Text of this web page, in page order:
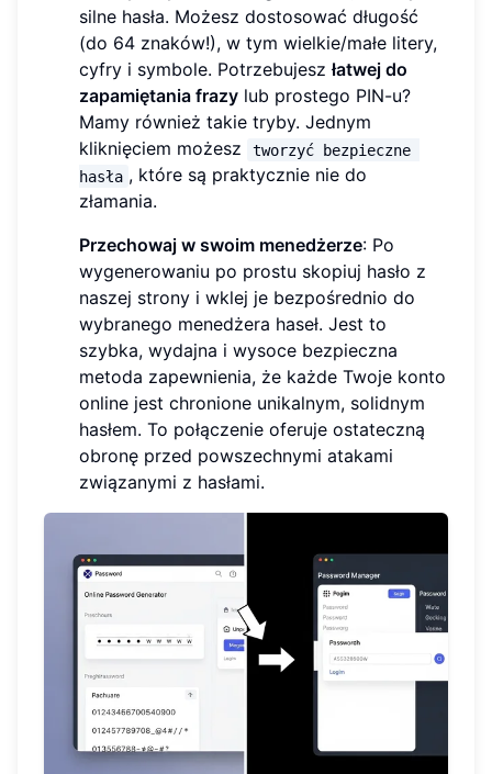
silne hasła. Możesz dostosować długość
(do 64 znaków!), w tym wielkie/małe litery,
cyfry i symbole. Potrzebujesz łatwej do
zapamiętania frazy lub prostego PIN-u?
Mamy również takie tryby. Jednym
kliknięciem możesz
tworzyć bezpieczne
hasła , które są praktycznie nie do
złamania.
Przechowaj w swoim menedżerze: Po
wygenerowaniu po prostu skopiuj hasło z
naszej strony i wklej je bezpośrednio do
wybranego menedżera haseł. Jest to
szybka, wydajna i wysoce bezpieczna
metoda zapewnienia, że każde Twoje konto
online jest chronione unikalnym, solidnym
hasłem. To połączenie oferuje ostateczną
obronę przed powszechnymi atakami
związanymi z hasłami.